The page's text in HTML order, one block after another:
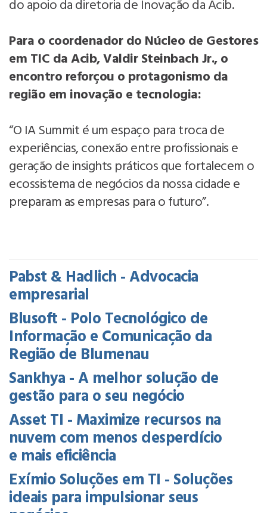
do apoio da diretoria de Inovação da Acib.
Para o coordenador do Núcleo de Gestores
em TIC da Acib, Valdir Steinbach Jr., o
encontro reforçou o protagonismo da
região em inovação e tecnologia:
“O IA Summit é um espaço para troca de
experiências, conexão entre profissionais e
geração de insights práticos que fortalecem o
ecossistema de negócios da nossa cidade e
preparam as empresas para o futuro”.
Pabst & Hadlich - Advocacia
empresarial
Blusoft - Polo Tecnológico de
Informação e Comunicação da
Região de Blumenau
Sankhya - A melhor solução de
gestão para o seu negócio
Asset TI - Maximize recursos na
nuvem com menos desperdício
e mais eficiência
Exímio Soluções em TI - Soluções
ideais para impulsionar seus